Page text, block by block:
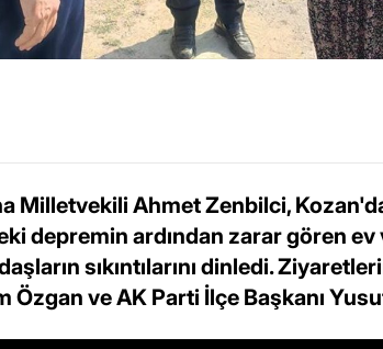
Milletvekili Ahmet Zenbilci,
depremin ardından zarar gören ev
sıkıntılarını dinledi.
Özgan ve AK Parti İlçe Başkanı